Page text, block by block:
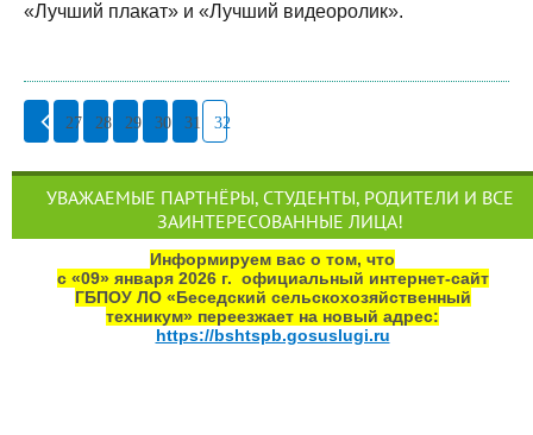
«Лучший плакат» и «Лучший видеоролик».
27 28 29 30 31 32
УВАЖАЕМЫЕ ПАРТНЁРЫ, СТУДЕНТЫ, РОДИТЕЛИ И ВСЕ
ЗАИНТЕРЕСОВАННЫЕ ЛИЦА!
Информируем вас о том, что
с «09» января 2026 г. официальный интернет‑сайт
ГБПОУ ЛО «Беседский сельскохозяйственный
техникум» переезжает на новый адрес:
https://bshtspb.gosuslugi.ru